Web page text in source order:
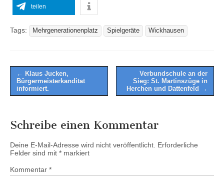
teilen
Tags: Mehrgenerationenplatz Spielgeräte Wickhausen
Post
navigation
← Klaus Jucken,
Bürgermeisterkanditat
informiert.
Verbundschule an der
Sieg: St. Martinszüge in
Herchen und Dattenfeld →
Schreibe einen Kommentar
Deine E-Mail-Adresse wird nicht veröffentlicht. Erforderliche
Felder sind mit * markiert
Kommentar *